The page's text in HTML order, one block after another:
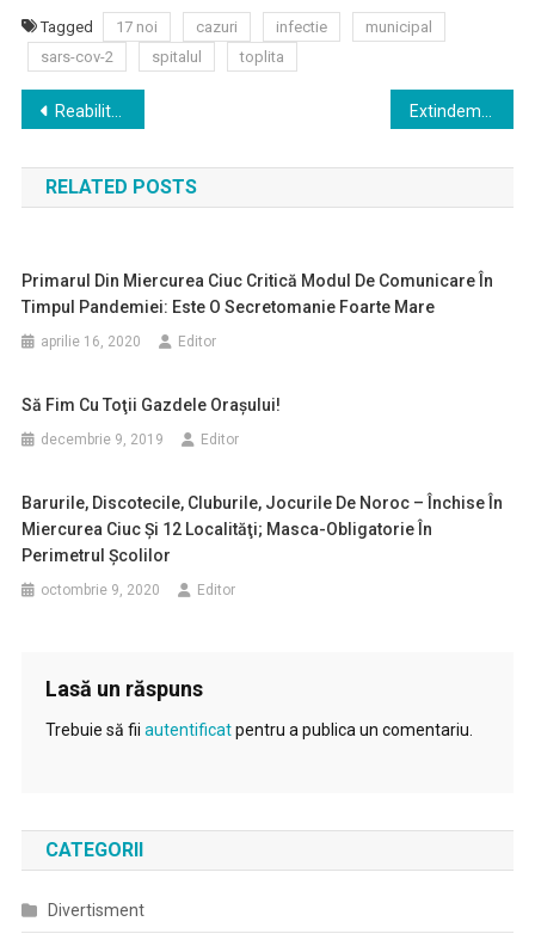
Tagged 17 noi cazuri infectie
municipal
sars-cov-2
spitalul toplita
Navigare
în
articole
Reabilitarea scolilor : au semnat inca doua contracte
RELATED POSTS
Primarul Din Miercurea Ciuc Critică Modul De Comunicare În
Timpul Pandemiei: Este O Secretomanie Foarte Mare
aprilie 16, 2020 Editor
Să Fim Cu Toţii Gazdele Oraşului!
decembrie 9, 2019 Editor
Barurile, Discotecile, Cluburile, Jocurile De Noroc – Închise În
Miercurea Ciuc Şi 12 Localităţi; Masca-Obligatorie În
Perimetrul Şcolilor
octombrie 9, 2020 Editor
Lasă un răspuns
Trebuie să fii autentificatpentru a publica un comentariu.
CATEGORII
Divertisment